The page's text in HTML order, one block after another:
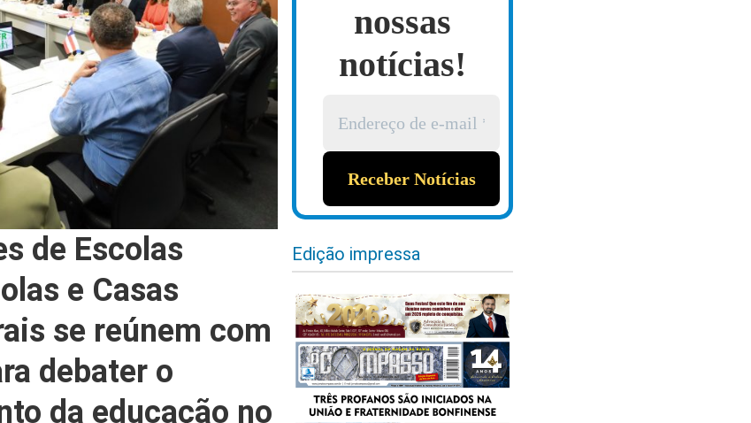
de Escolas
e Casas
se reúnem com
debater o
da educação no
nossas
notícias!
Edição impressa